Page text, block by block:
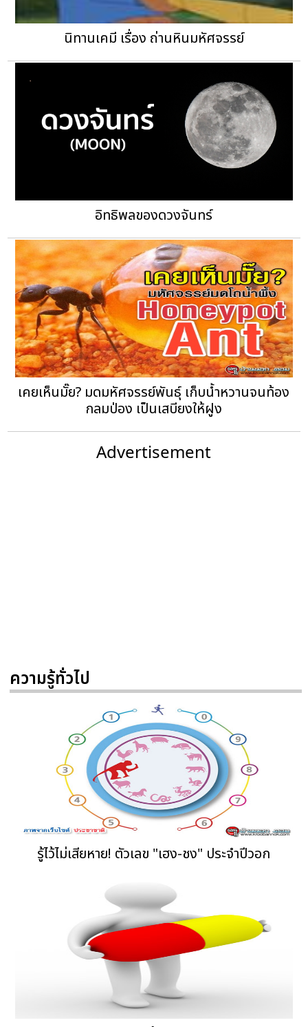
นิทานเคมี เรื่อง ถ่านหินมหัศจรรย์
อิทธิพลของดวงจันทร์
เคยเห็นมั๊ย? มดมหัศจรรย์พันธุ์ เก็บน้ำหวานจนท้อง
กลมป่อง เป็นเสบียงให้ฝูง
Advertisement
ความรู้ทั่วไป
รู้ไว้ไม่เสียหาย! ตัวเลข "เฮง-ชง" ประจำปีวอก